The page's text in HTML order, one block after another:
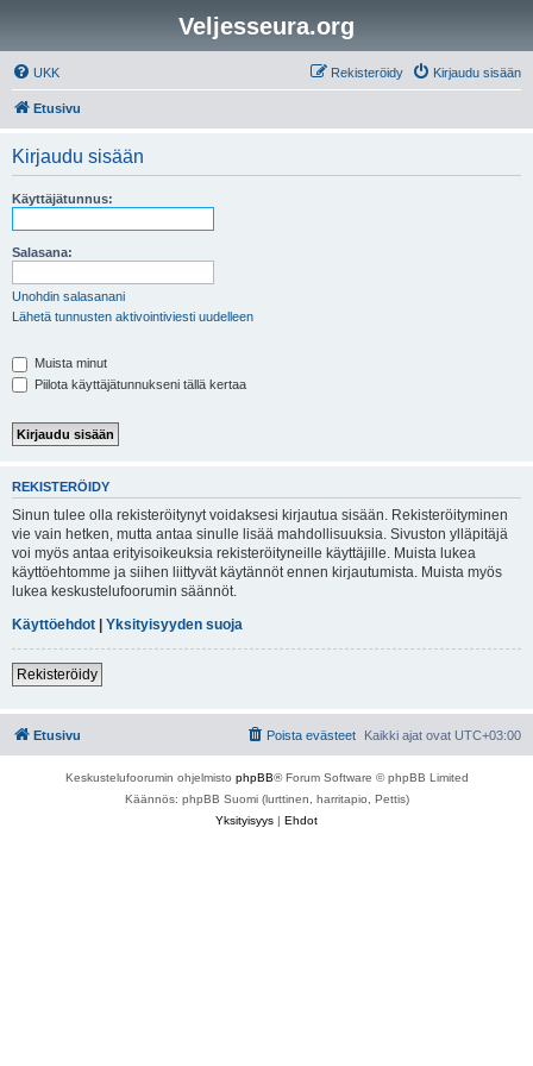
Veljesseura.org
UKK Kirjaudu sisään
Rekisteröidy
Etusivu
Kirjaudu sisään
Käyttäjätunnus:
Salasana:
Unohdin salasanani
Lähetä tunnusten aktivointiviesti uudelleen
Muista minut
Piilota käyttäjätunnukseni tällä kertaa
REKISTERÖIDY
Sinun tulee olla rekisteröitynyt voidaksesi kirjautua sisään. Rekisteröityminen
vie vain hetken, mutta antaa sinulle lisää mahdollisuuksia. Sivuston ylläpitäjä
voi myös antaa erityisoikeuksia rekisteröityneille käyttäjille. Muista lukea
käyttöehtomme ja siihen liittyvät käytännöt ennen kirjautumista. Muista myös
lukea keskustelufoorumin säännöt.
Käyttöehdot | Yksityisyyden suoja
Rekisteröidy
Etusivu Kaikki ajat ovat UTC+03:00
Poista evästeet
Keskustelufoorumin ohjelmisto phpBB® Forum Software © phpBB Limited
Käännös: phpBB Suomi (lurttinen, harritapio, Pettis)
Yksityisyys | Ehdot